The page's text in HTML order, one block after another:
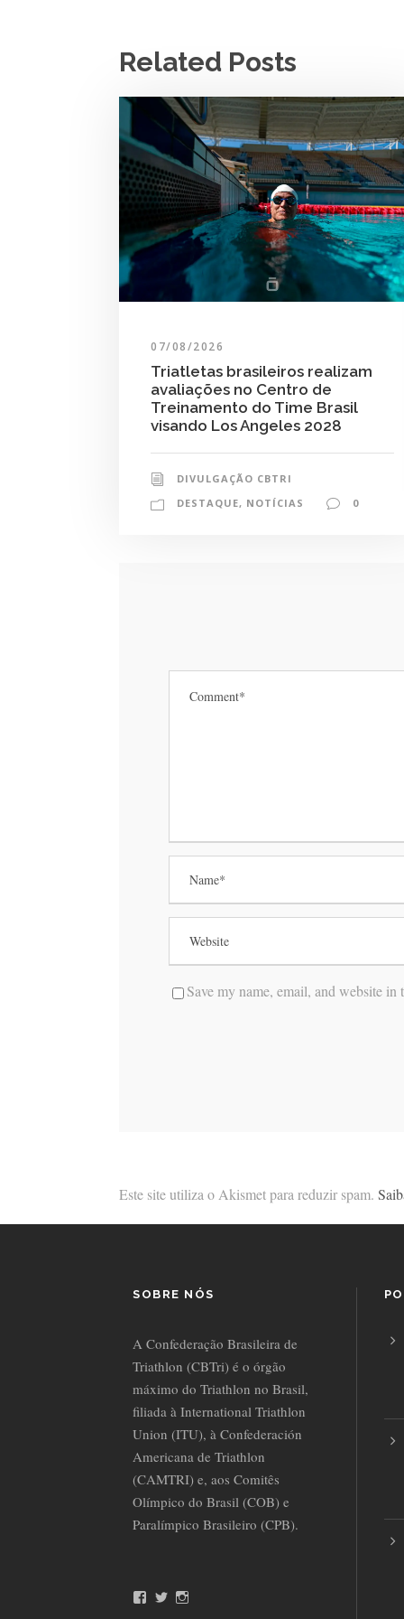
Related Posts
07/08/2026
Triatletas brasileiros realizam
avaliações no Centro de
Treinamento do Time Brasil
visando Los Angeles 2028
DIVULGAÇÃO CBTRI
DESTAQUE, NOTÍCIAS 0
Save my name, email, and website
Este site utiliza o Akismet para reduzir spam.
SOBRE NÓS
A Confederação Brasileira de
Triathlon (CBTri) é o órgão
máximo do Triathlon no Brasil,
filiada à International Triathlon
Union (ITU), à Confederación
Americana de Triathlon
(CAMTRI) e, aos Comitês
Olímpico do Brasil (COB) e
Paralímpico Brasileiro (CPB).
T